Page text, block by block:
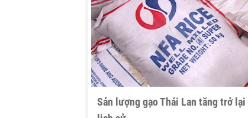
Sản lượng gạo Thái Lan tăng trở